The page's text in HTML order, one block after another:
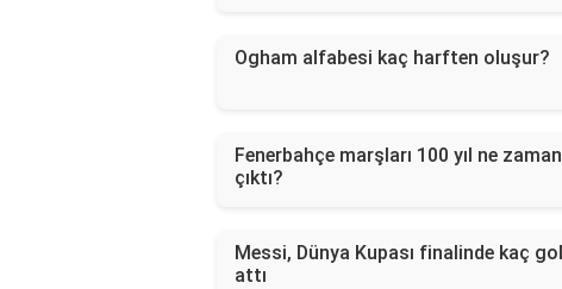
Ogham alfabesi kaç harften oluşur?
Fenerbahçe marşları 100 yıl ne zaman
çıktı?
Messi, Dünya Kupası finalinde kaç gol
attı